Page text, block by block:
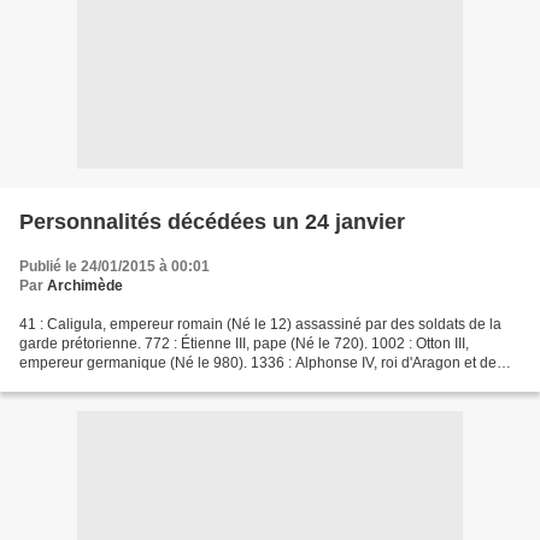
Personnalités décédées un 24 janvier
Publié le 24/01/2015 à 00:01
Par Archimède
41 : Caligula, empereur romain (Né le 12) assassiné par des soldats de la
garde prétorienne. 772 : Étienne III, pape (Né le 720). 1002 : Otton III,
empereur germanique (Né le 980). 1336 : Alphonse IV, roi d'Aragon et de